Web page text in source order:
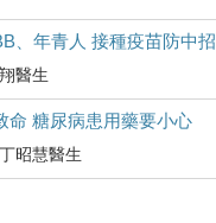
、年青人 接種疫苗防中招
醫生
命 糖尿病患用藥要小心
昭慧醫生